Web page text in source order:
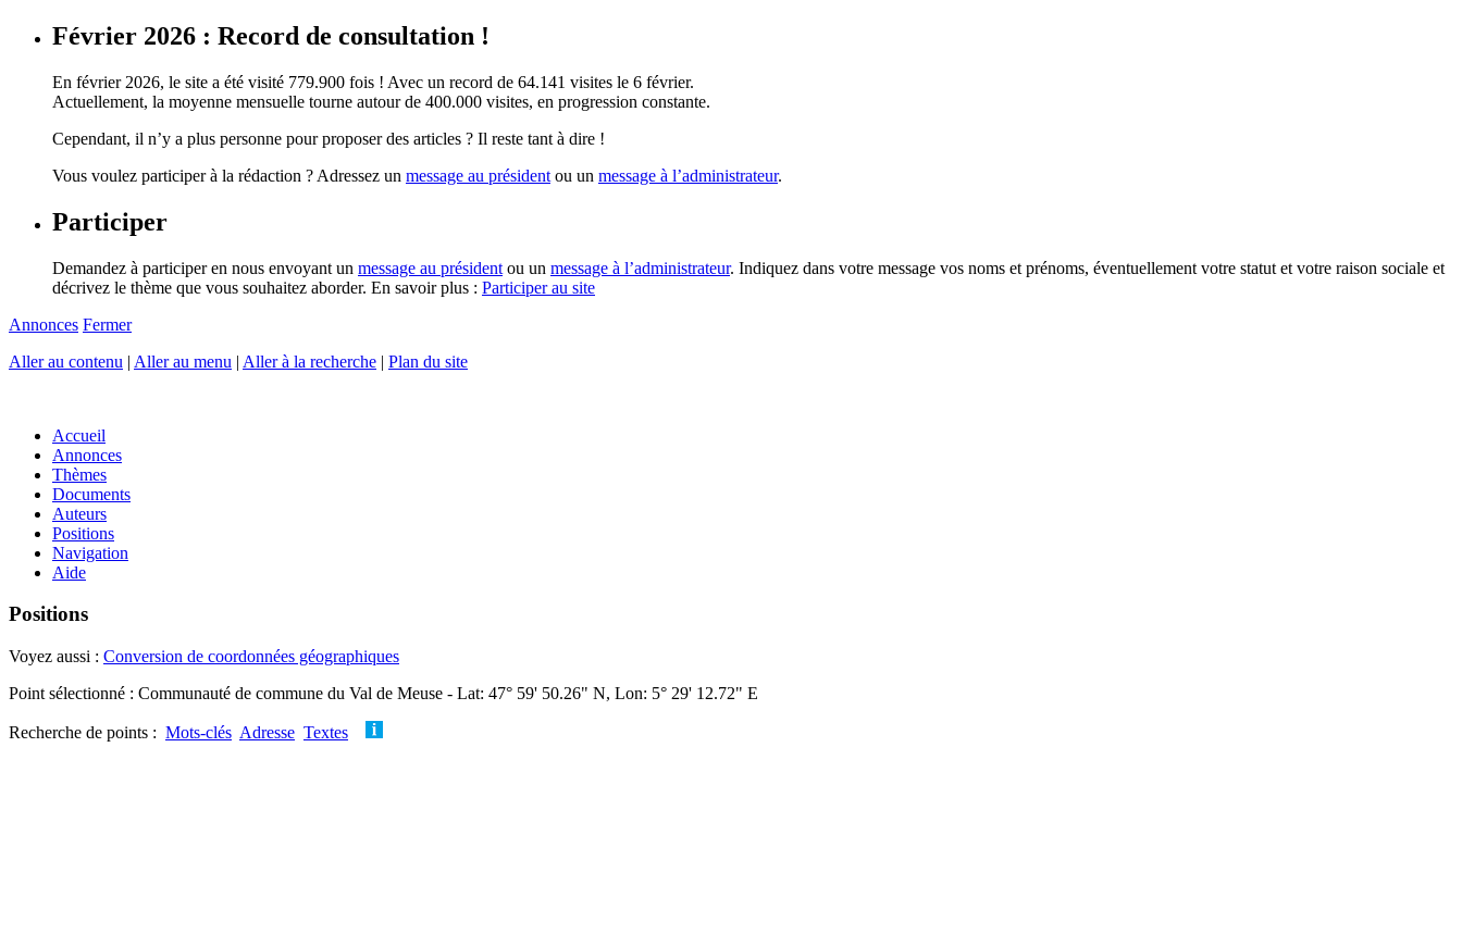
Février 2026 : Record de consultation !
En février 2026, le site a été visité 779.900 fois ! Avec un record de 64.141 visites le 6 février.
Actuellement, la moyenne mensuelle tourne autour de 400.000 visites, en progression constante.
Cependant, il n’y a plus personne pour proposer des articles ? Il reste tant à dire !
Vous voulez participer à la rédaction ? Adressez un message au président ou un message à l’administrateur.
Participer
Demandez à participer en nous envoyant un message au président ou un message à l’administrateur. Indiquez dans votre message vos noms et prénoms, éventuellement votre statut et votre raison sociale et
décrivez le thème que vous souhaitez aborder. En savoir plus : Participer au site
Annonces Fermer
Aller au contenu | Aller au menu | Aller à la recherche | Plan du site
Accueil
Annonces
Thèmes
Documents
Auteurs
Positions
Navigation
Aide
Positions
Voyez aussi : Conversion de coordonnées géographiques
Point sélectionné : Communauté de commune du Val de Meuse - Lat: 47° 59' 50.26" N, Lon: 5° 29' 12.72" E
Recherche de points : Mots-clés Adresse Textes